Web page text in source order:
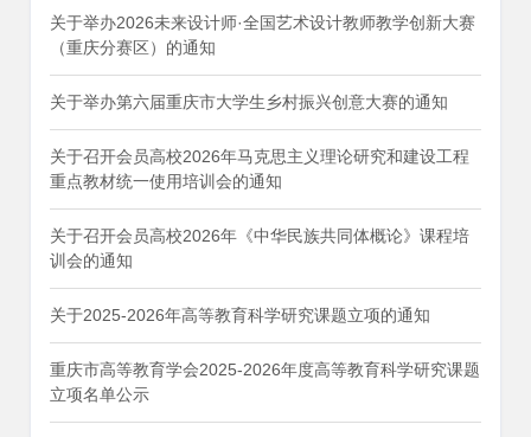
关于举办2026未来设计师·全国艺术设计教师教学创新大赛
（重庆分赛区）的通知
关于举办第六届重庆市大学生乡村振兴创意大赛的通知
关于召开会员高校2026年马克思主义理论研究和建设工程
重点教材统一使用培训会的通知
关于召开会员高校2026年《中华民族共同体概论》课程培
训会的通知
关于2025-2026年高等教育科学研究课题立项的通知
重庆市高等教育学会2025-2026年度高等教育科学研究课题
立项名单公示